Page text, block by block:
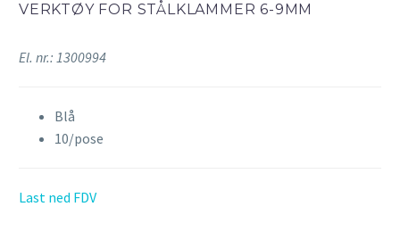
VERKTØY FOR STÅLKLAMMER 6-9MM
El. nr.: 1300994
Blå
10/pose
Last ned FDV